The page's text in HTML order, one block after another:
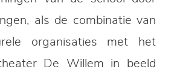
als de combinatie van
organisaties met het
De Willem in beeld